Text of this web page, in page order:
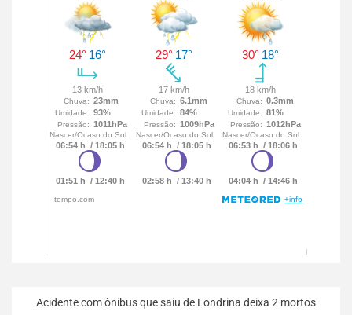
Acidente com ônibus que saiu de Londrina deixa 2 mortos